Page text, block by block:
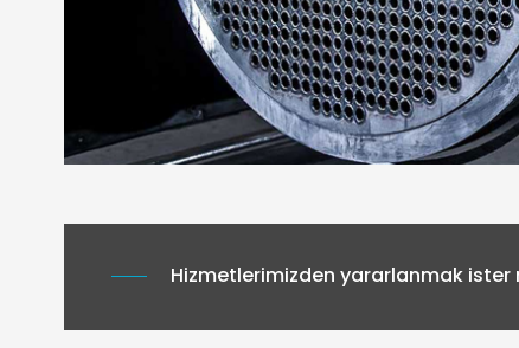
Hizmetlerimizden yararlanmak ister